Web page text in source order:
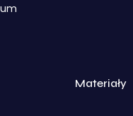
Materiały